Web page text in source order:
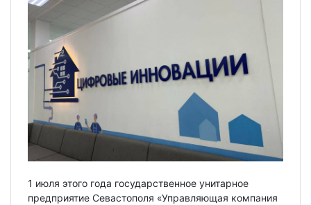
1 июля этого года государственное унитарное
предприятие Севастополя «Управляющая компания